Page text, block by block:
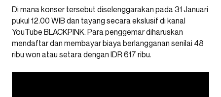
Di mana konser tersebut diselenggarakan pada 31 Januari
pukul 12.00 WIB dan tayang secara ekslusif di kanal
YouTube BLACKPINK. Para penggemar diharuskan
mendaftar dan membayar biaya berlangganan senilai 48
ribu won atau setara dengan IDR 617 ribu.